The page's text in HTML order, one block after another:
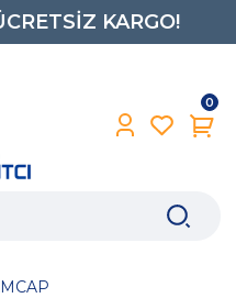
KARGO!
0734
0